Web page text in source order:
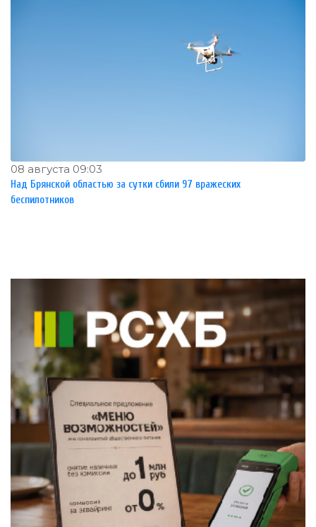
08 августа 09:03
Над Брянской областью за сутки сбили 97 вражеских
беспилотников